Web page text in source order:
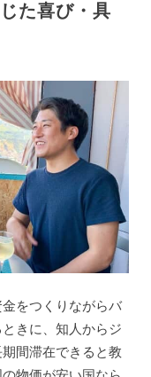
た喜び・具
をつくりながらバ
きに、知人からジ
間滞在できると教